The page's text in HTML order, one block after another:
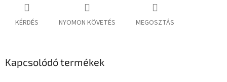
KÉRDÉS NYOMON KÖVETÉS MEGOSZTÁS
Kapcsolódó termékek